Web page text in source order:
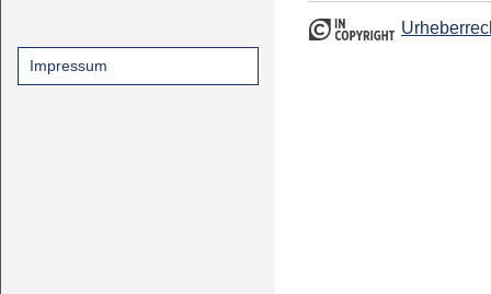
Impressum